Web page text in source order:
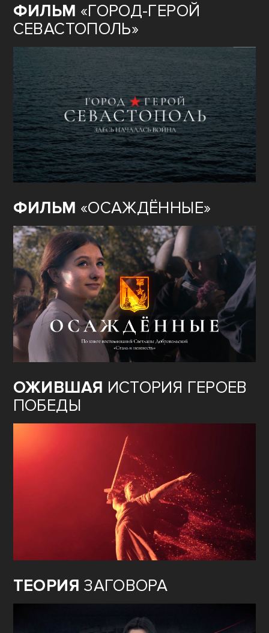
ФИЛЬМ «ГОРОД-ГЕРОЙ
СЕВАСТОПОЛЬ»
ФИЛЬМ «ОСАЖДЁННЫЕ»
ОЖИВШАЯ ИСТОРИЯ ГЕРОЕВ
ПОБЕДЫ
ТЕОРИЯ ЗАГОВОРА